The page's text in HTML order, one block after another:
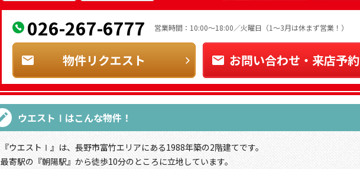
026-267-6777 営業時間：10:00～18:00／火曜日（1～3月は休まず営業！）
物件リクエスト お問い合わせ・来店予約
ウエストⅠ はこんな物件！
『ウエストⅠ』は、長野市富竹エリアにある1988年築の2階建てです。
最寄駅の『朝陽駅』から徒歩10分のところに立地しています。